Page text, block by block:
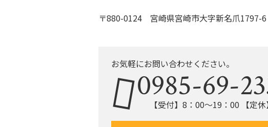
〒880-0124 宮崎県宮崎市大字新名爪1797-6
お気軽にお問い合わせください。
0985-69-
【受付】8：00〜19：00 【定